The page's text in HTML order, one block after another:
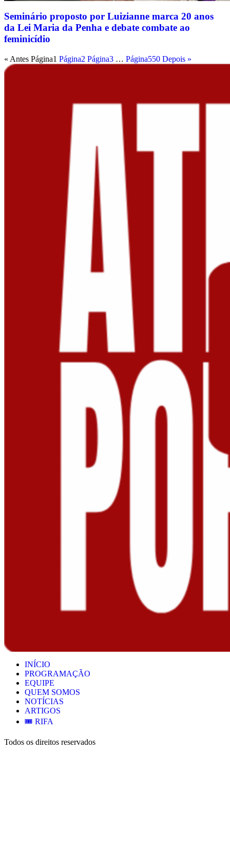
Seminário proposto por Luizianne marca 20 anos
da Lei Maria da Penha e debate combate ao
feminicídio
« Antes Página1 Página2 Página3 … Página550 Depois »
INÍCIO
PROGRAMAÇÃO
EQUIPE
QUEM SOMOS
NOTÍCIAS
ARTIGOS
🎟️ RIFA
Todos os direitos reservados